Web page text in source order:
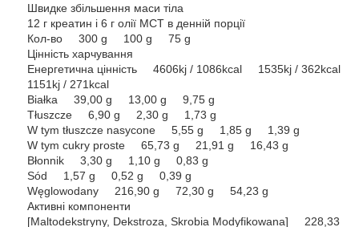
Швидке збільшення маси тіла
12 г креатин і 6 г олії МСТ в денній порції
Кол-во 300 g 100 g 75 g
Цінність харчування
Енергетична цінність 4606kj / 1086kcal 1535kj / 362kcal
1151kj / 271kcal
Białka 39,00 g 13,00 g 9,75 g
Tłuszcze 6,90 g 2,30 g 1,73 g
W tym tłuszcze nasycone 5,55 g 1,85 g 1,39 g
W tym cukry proste 65,73 g 21,91 g 16,43 g
Błonnik 3,30 g 1,10 g 0,83 g
Sód 1,57 g 0,52 g 0,39 g
Węglowodany 216,90 g 72,30 g 54,23 g
Активні компоненти
[Maltodekstryny, Dekstroza, Skrobia Modyfikowana] 228,33